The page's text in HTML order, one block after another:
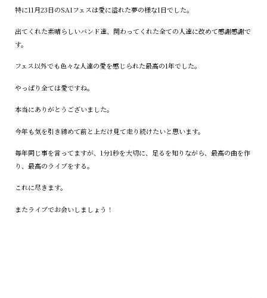
特に11月23日のSAIフェスは愛に溢れた夢の様な1日でした。
出てくれた素晴らしいバンド達、関わってくれた全ての人達に改めて感謝感謝で
す。
フェス以外でも色々な人達の愛を感じられた最高の1年でした。
やっぱり全ては愛ですね。
本当にありがとうございました。
今年も気を引き締めて前と上だけ見て走り続けたいと思います。
毎年同じ事を言ってますが、1分1秒を大切に、足るを知りながら、最高の曲を作
り、最高のライブをする。
これに尽きます。
またライブでお会いしましょう！